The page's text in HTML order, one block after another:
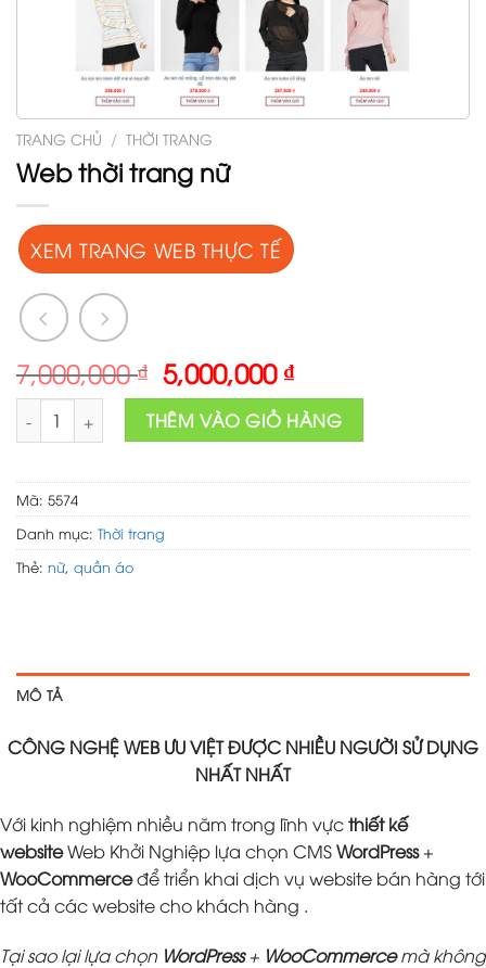
TRANG CHỦ / THỜI TRANG
Web thời trang nữ
XEM TRANG WEB THỰC TẾ
7,000,000₫ Original
price
was:
7,000,000 ₫.
5,000,000₫Current
price
is:
5,000,000 ₫.
Web thời trang nữ số lượngTHÊM VÀO GIỎ HÀNG
Mã: 5574
Danh mục: Thời trang
Thẻ: nữ, quần áo
MÔ TẢ
CÔNG NGHỆ WEB ƯU VIỆT ĐƯỢC NHIỀU NGƯỜI SỬ DỤNG
NHẤT NHẤT
Với kinh nghiệm nhiều năm trong lĩnh vựcthiết kế
websiteWeb Khởi Nghiệp lựa chọn CMSWordPress+
WooCommerceđể triển khai dịch vụ website bán hàng tới
tất cả các website cho khách hàng .
Tại sao lại lựa chọn WordPress+ WooCommercemà không